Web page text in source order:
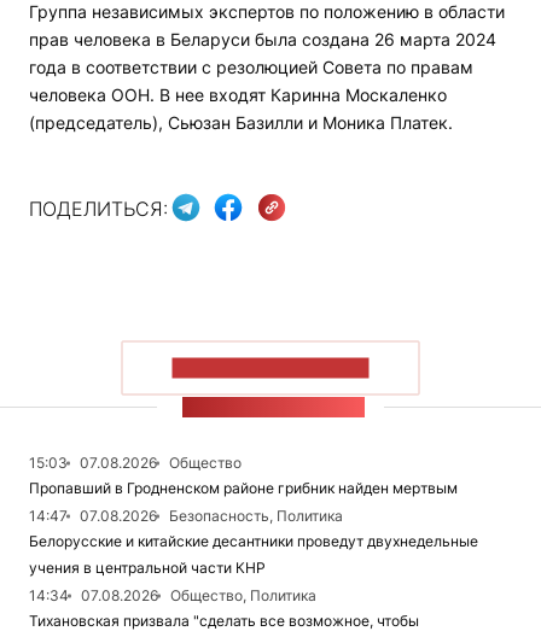
Группа независимых экспертов по положению в области
прав человека в Беларуси была создана 26 марта 2024
года в соответствии с резолюцией Совета по правам
человека ООН. В нее входят Каринна Москаленко
(председатель), Сьюзан Базилли и Моника Платек.
ПОДЕЛИТЬСЯ:
15:03 07.08.2026
Общество
Пропавший в Гродненском районе грибник найден мертвым
14:47
07.08.2026
Безопасность, Политика
Белорусские и китайские десантники проведут двухнедельные
учения в центральной части КНР
14:34
07.08.2026
Общество, Политика
Тихановская призвала "сделать все возможное, чтобы